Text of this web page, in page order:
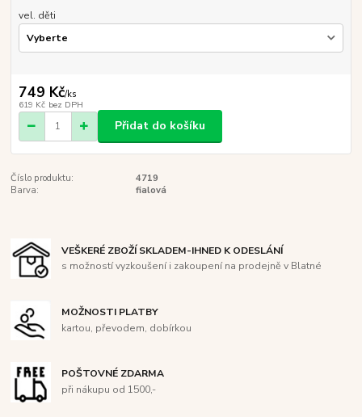
vel. děti
749 Kč/ks
619 Kč bez DPH
Přidat do košíku
Číslo produktu:
4719
Barva:
fialová
VEŠKERÉ ZBOŽÍ SKLADEM-IHNED K ODESLÁNÍ
s možností vyzkoušení i zakoupení na prodejně v Blatné
MOŽNOSTI PLATBY
kartou, převodem, dobírkou
POŠTOVNÉ ZDARMA
při nákupu od 1500,-